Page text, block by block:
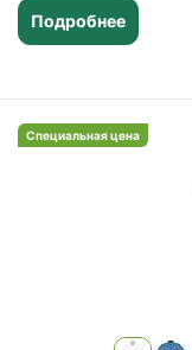
Подробнее
Специальная цена